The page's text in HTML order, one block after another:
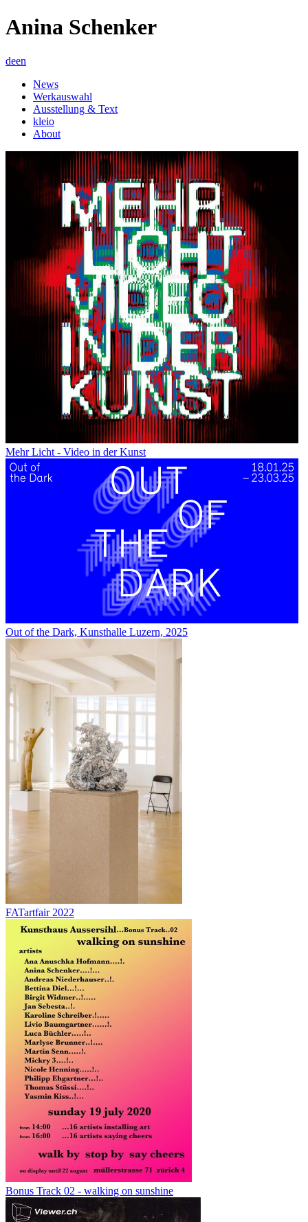
Anina Schenker
deen
News
Werkauswahl
Ausstellung & Text
kleio
About
Mehr Licht - Video in der Kunst
Out of the Dark, Kunsthalle Luzern, 2025
FATartfair 2022
Bonus Track 02 - walking on sunshine